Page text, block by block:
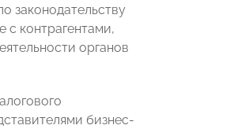
законодательству
контрагентами,
органов
бизнес-